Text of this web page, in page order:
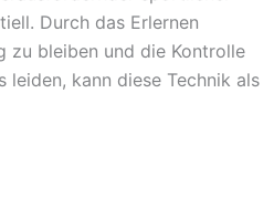
Durch das Erlernen
zu bleiben und die Kontrolle
leiden, kann diese Technik als